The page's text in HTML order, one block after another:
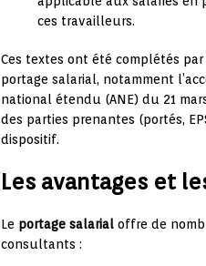
ces travailleurs.
Ces textes ont été complétés
portage salarial, notamment
national étendu (ANE) du 21
des parties prenantes (portés,
dispositif.
Les avantages et
Le portage salarial offre de
consultants :